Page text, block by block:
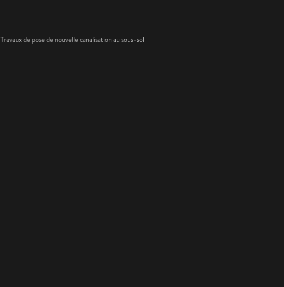
Travaux de pose de nouvelle canalisation au sous-sol